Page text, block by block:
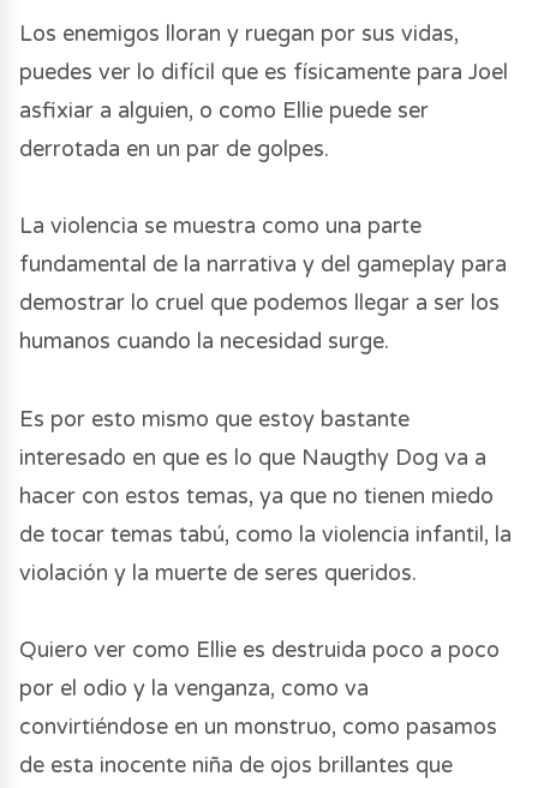
Los enemigos lloran y ruegan por sus vidas,
puedes ver lo difícil que es físicamente para Joel
asfixiar a alguien, o como Ellie puede ser
derrotada en un par de golpes.
La violencia se muestra como una parte
fundamental de la narrativa y del gameplay para
demostrar lo cruel que podemos llegar a ser los
humanos cuando la necesidad surge.
Es por esto mismo que estoy bastante
interesado en que es lo que Naugthy Dog va a
hacer con estos temas, ya que no tienen miedo
de tocar temas tabú, como la violencia infantil, la
violación y la muerte de seres queridos.
Quiero ver como Ellie es destruida poco a poco
por el odio y la venganza, como va
convirtiéndose en un monstruo, como pasamos
de esta inocente niña de ojos brillantes que